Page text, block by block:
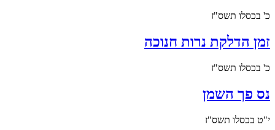
כ' בכסלו תשס"ז
זמן הדלקת נרות חנוכה
כ' בכסלו תשס"ז
נס פך השמן
י"ט בכסלו תשס"ז